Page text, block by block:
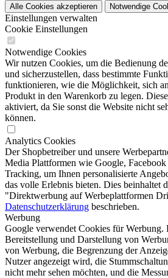
Alle Cookies akzeptieren Notwendige
Einstellungen verwalten
Cookie Einstellungen
Notwendige Cookies
Wir nutzen Cookies, um die Bedienung
und sicherzustellen, dass bestimmte
funktionieren, wie die Möglichkeit, sich
Produkt in den Warenkorb zu legen.
aktiviert, da Sie sonst die Website nicht
können.
Analytics Cookies
Der Shopbetreiber und unsere
Media Plattformen wie Google,
Tracking, um Ihnen personalisierte
das volle Erlebnis bieten. Dies beinhaltet
"Direktwerbung auf Werbeplattformen
Datenschutzerklärung beschrieben.
Werbung
Google verwendet Cookies für Werbung.
Bereitstellung und Darstellung von
von Werbung, die Begrenzung der
Nutzer angezeigt wird, die
nicht mehr sehen möchten, und die